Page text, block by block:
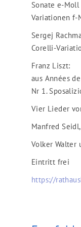
Sonate e-Moll
Variationen f-
Sergej
Corelli-
Franz Liszt:
aus Années
Nr 1.
Vier Lieder
Manfred
Volker Walter
Eintritt frei
https://